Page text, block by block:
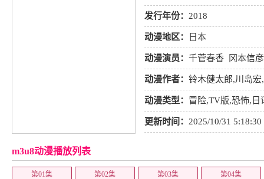
发行年份： 2018
动漫地区： 日本
动漫演员： 千菅春香 冈本信彦
也 大塚芳忠
动漫作者： 铃木健太郎,川岛
动漫类型： 冒险,TV版,恐怖, 日
更新时间： 2025/10/31 5:18:30
m3u8动漫播放列表
第01集 第02集 第03集 第04集